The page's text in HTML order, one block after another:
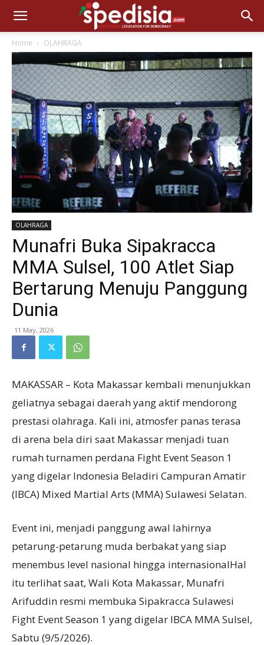
Home OLAHRAGA
OLAHRAGA
Munafri Buka Sipakracca
MMA Sulsel, 100 Atlet Siap
Bertarung Menuju Panggung
Dunia
11 May, 2026
MAKASSAR – Kota Makassar kembali menunjukkan
geliatnya sebagai daerah yang aktif mendorong
prestasi olahraga. Kali ini, atmosfer panas terasa
di arena bela diri saat Makassar menjadi tuan
rumah turnamen perdana Fight Event Season 1
yang digelar Indonesia Beladiri Campuran Amatir
(IBCA) Mixed Martial Arts (MMA) Sulawesi Selatan.
Event ini, menjadi panggung awal lahirnya
petarung-petarung muda berbakat yang siap
menembus level nasional hingga internasionalHal
itu terlihat saat, Wali Kota Makassar, Munafri
Arifuddin resmi membuka Sipakracca Sulawesi
Fight Event Season 1 yang digelar IBCA MMA Sulsel,
Sabtu (9/5/2026).